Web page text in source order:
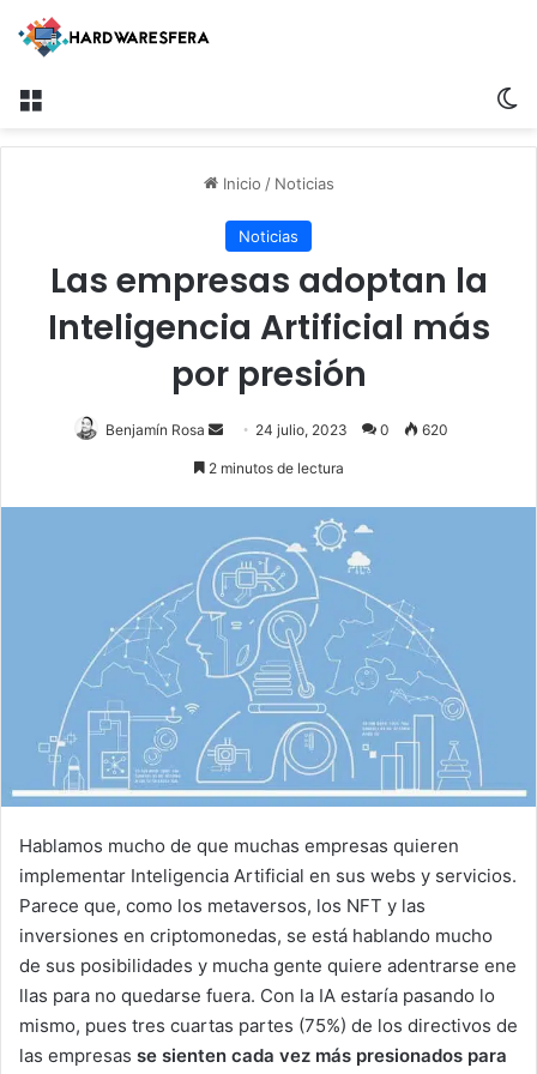
Menú
Inicio / Noticias
Noticias
Las empresas adoptan la
Inteligencia Artificial más
por presión
Benjamín Rosa
Send 24 julio, 2023 0 620
2 minutos de lectura
Hablamos mucho de que muchas empresas quieren
implementar Inteligencia Artificial en sus webs y servicios.
Parece que, como los metaversos, los NFT y las
inversiones en criptomonedas, se está hablando mucho
de sus posibilidades y mucha gente quiere adentrarse ene
llas para no quedarse fuera. Con la IA estaría pasando lo
mismo, pues tres cuartas partes (75%) de los directivos de
las empresas se sienten cada vez más presionados para